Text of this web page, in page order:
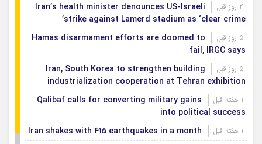
Iran’s health minister denounces US-Israeli
strike against Lamerd stadium as ‘clear crime’
Hamas disarmament efforts are doomed to
fail, IRGC says
Iran, South Korea to strengthen building
industrialization cooperation at Tehran exhibition
Qalibaf calls for converting military gains
into political success
Iran shakes with 415 earthquakes in a month